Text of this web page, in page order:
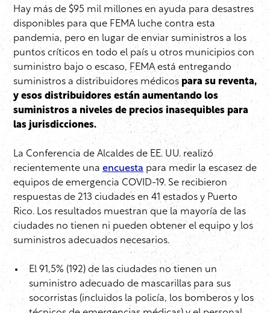
Hay más de $95 mil millones en ayuda para desastres
disponibles para que FEMA luche contra esta
pandemia, pero en lugar de enviar suministros a los
puntos críticos en todo el país u otros municipios con
suministro bajo o escaso, FEMA está entregando
suministros a distribuidores médicos para su reventa,
y esos distribuidores están aumentando los
suministros a niveles de precios inasequibles para
las jurisdicciones.
La Conferencia de Alcaldes de EE. UU. realizó
recientemente una encuesta para medir la escasez de
equipos de emergencia COVID-19. Se recibieron
respuestas de 213 ciudades en 41 estados y Puerto
Rico. Los resultados muestran que la mayoría de las
ciudades no tienen ni pueden obtener el equipo y los
suministros adecuados necesarios.
El 91,5% (192) de las ciudades no tienen un
suministro adecuado de mascarillas para sus
socorristas (incluidos la policía, los bomberos y los